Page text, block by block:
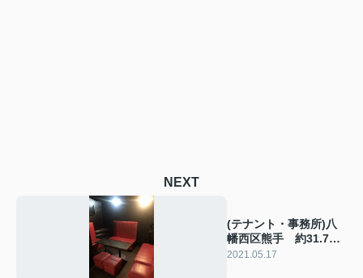
NEXT
(テナント・事務所)八
幡西区熊手 約31.76
坪
2021.05.17